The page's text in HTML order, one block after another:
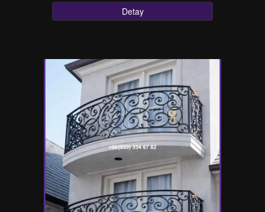
Detay